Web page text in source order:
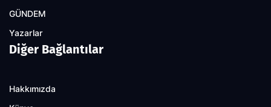
GÜNDEM
Yazarlar
Diğer Bağlantılar
Hakkımızda